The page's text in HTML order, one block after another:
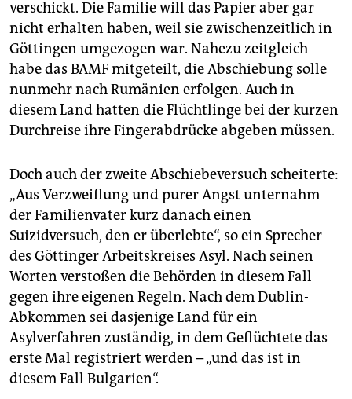
verschickt. Die Familie will das Papier aber gar
nicht erhalten haben, weil sie zwischenzeitlich in
Göttingen umgezogen war. Nahezu zeitgleich
habe das BAMF mitgeteilt, die Abschiebung solle
nunmehr nach Rumänien erfolgen. Auch in
diesem Land hatten die Flüchtlinge bei der kurzen
Durchreise ihre Fingerabdrücke abgeben müssen.
Doch auch der zweite Abschiebeversuch scheiterte:
„Aus Verzweiflung und purer Angst unternahm
der Familienvater kurz danach einen
Suizidversuch, den er überlebte“, so ein Sprecher
des Göttinger Arbeitskreises Asyl. Nach seinen
Worten verstoßen die Behörden in diesem Fall
gegen ihre eigenen Regeln. Nach dem Dublin-
Abkommen sei dasjenige Land für ein
Asylverfahren zuständig, in dem Geflüchtete das
erste Mal registriert werden – „und das ist in
diesem Fall Bulgarien“.